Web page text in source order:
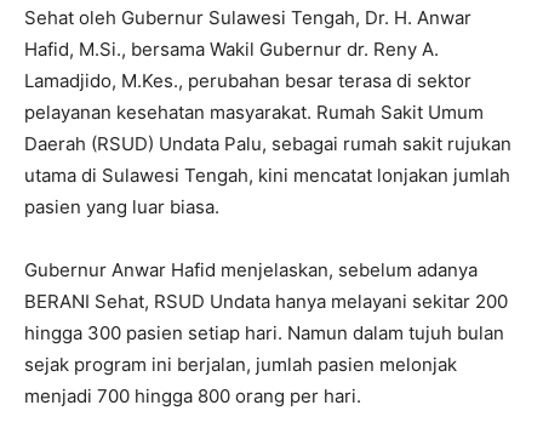
Sehat oleh Gubernur Sulawesi Tengah, Dr. H. Anwar
Hafid, M.Si., bersama Wakil Gubernur dr. Reny A.
Lamadjido, M.Kes., perubahan besar terasa di sektor
pelayanan kesehatan masyarakat. Rumah Sakit Umum
Daerah (RSUD) Undata Palu, sebagai rumah sakit rujukan
utama di Sulawesi Tengah, kini mencatat lonjakan jumlah
pasien yang luar biasa.
Gubernur Anwar Hafid menjelaskan, sebelum adanya
BERANI Sehat, RSUD Undata hanya melayani sekitar 200
hingga 300 pasien setiap hari. Namun dalam tujuh bulan
sejak program ini berjalan, jumlah pasien melonjak
menjadi 700 hingga 800 orang per hari.